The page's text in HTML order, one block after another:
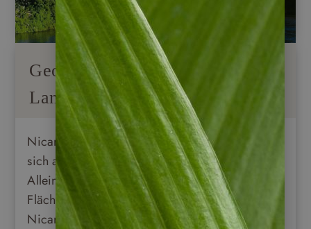
Geographie: Nicaraguas
Landschaften & Regionen
Nicaragua liegt in Zentralamerika und erstreckt
sich auf einer Fläche von knapp 130.000 qkm.
Allein die beiden großen Seen nehmen eine
Fläche von ca. 10.000 qkm ein. Der Lago
Nicaragua oder Cocibolca ist der größte …